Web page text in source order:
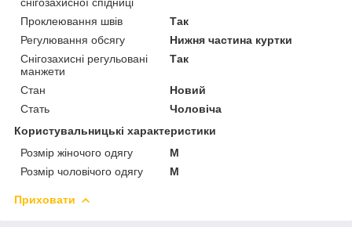
Проклеювання швів
Так
Регулювання обсягу
Нижня частина куртки
Снігозахисні регульовані
манжети
Так
Стан
Новий
Стать
Чоловіча
Користувальницькі характеристики
Розмір жіночого одягу
M
Розмір чоловічого одягу
M
Приховати